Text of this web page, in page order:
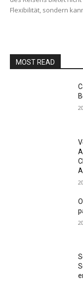
Flexibilität, sondern
MOST READ